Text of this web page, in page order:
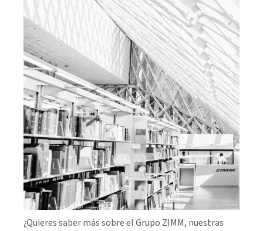
¿Quieres saber más sobre el Grupo ZIMM, nuestras